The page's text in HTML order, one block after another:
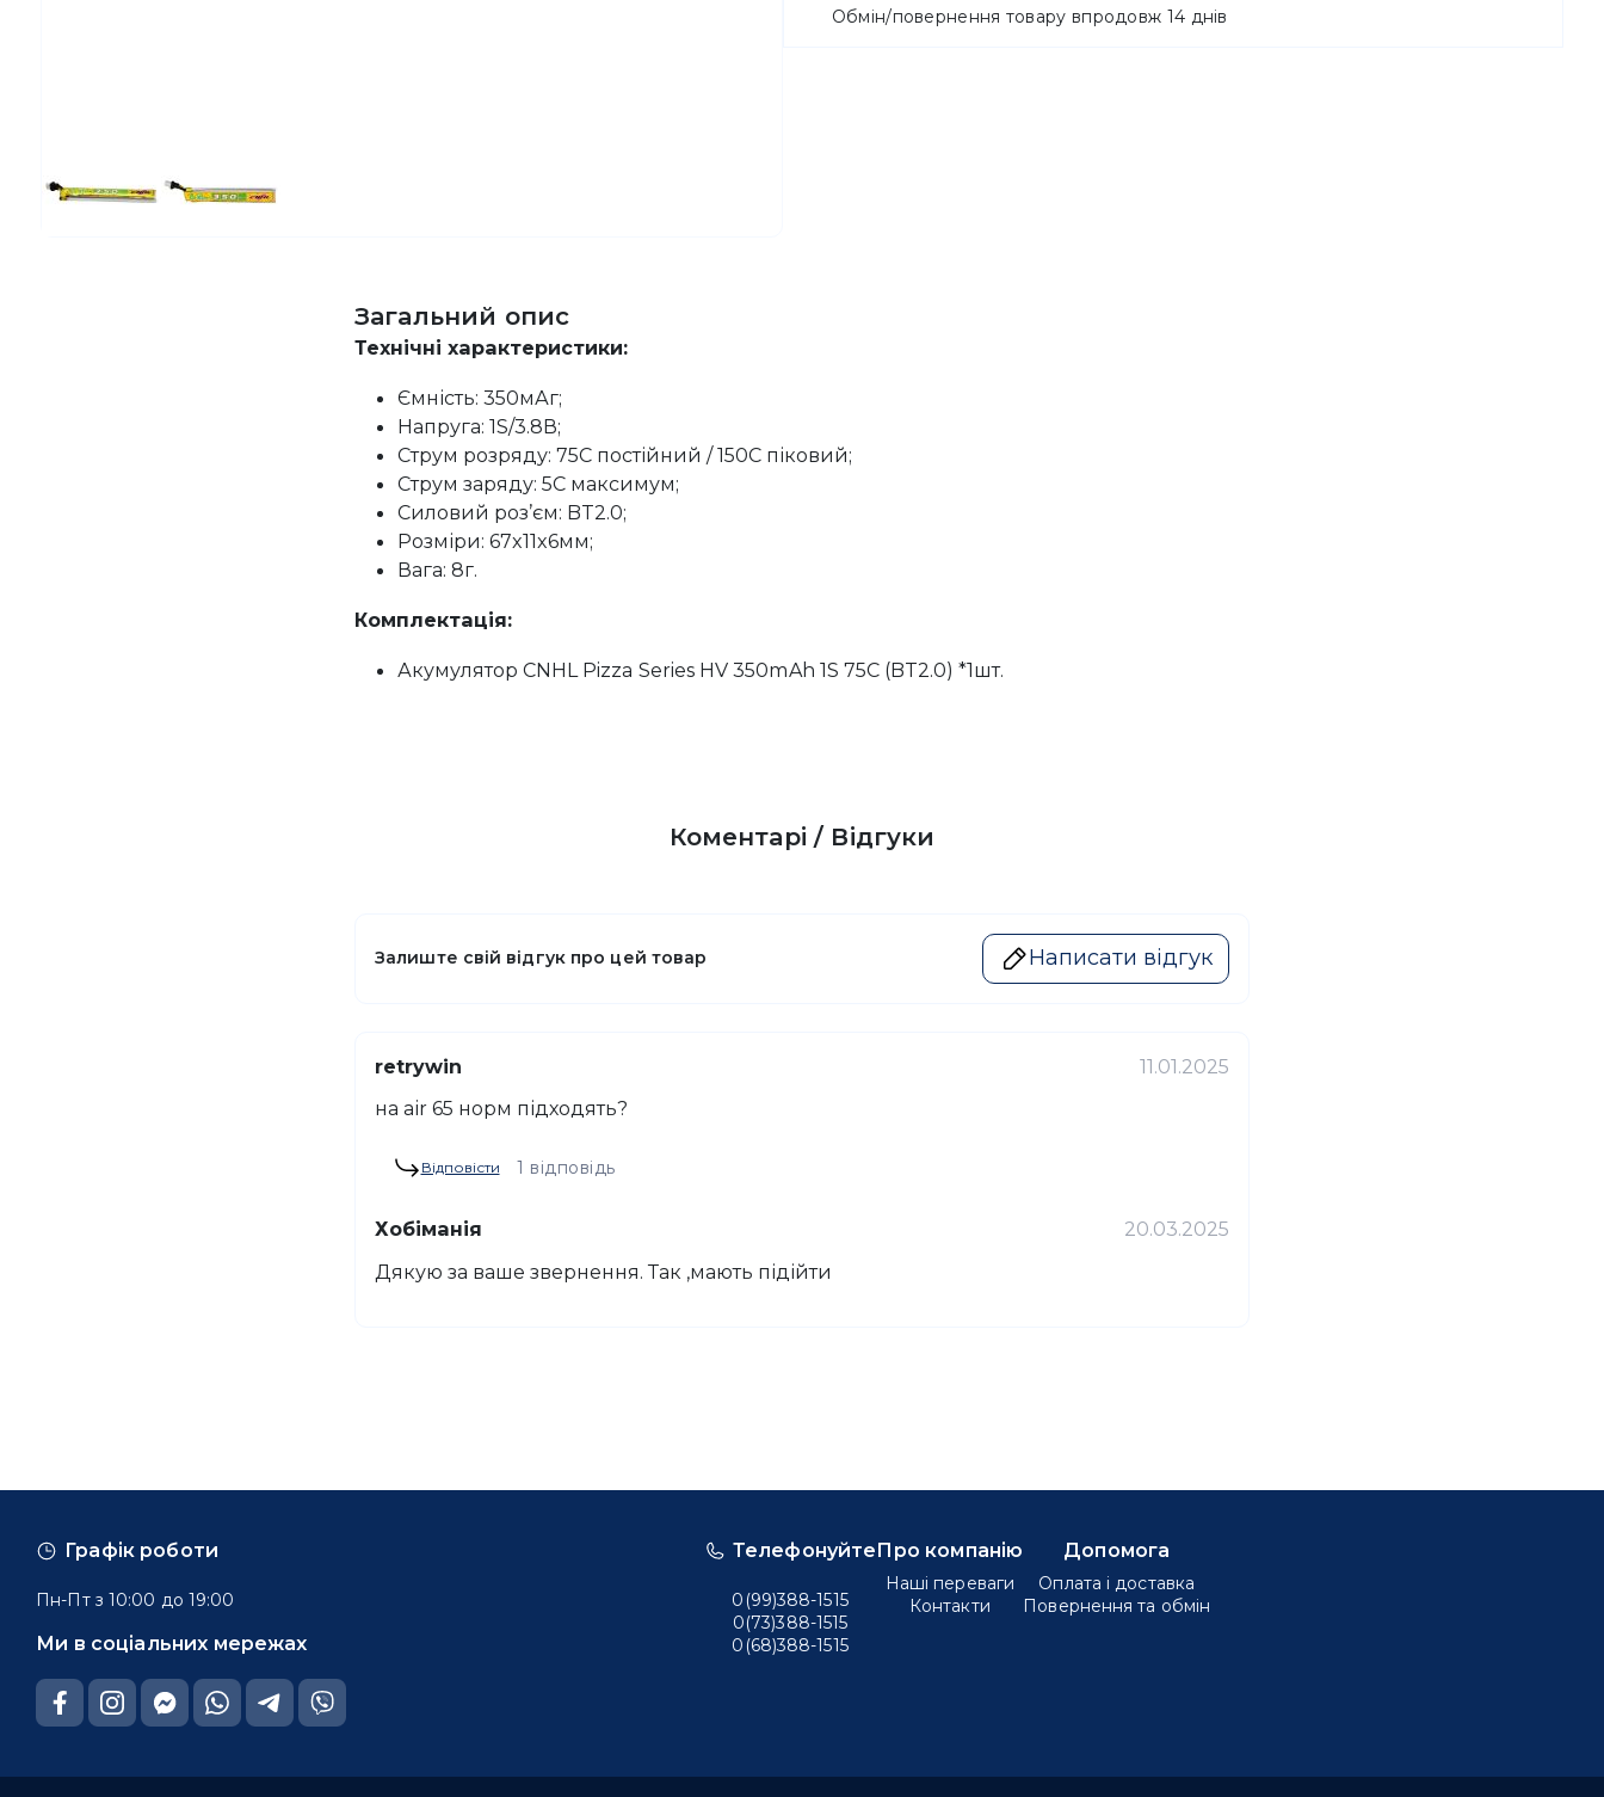
Обмін/повернення товару впродовж 14 днів
Загальний опис
Технічні характеристики:
Ємність: 350мАг;
Напруга: 1S/3.8В;
Струм розряду: 75C постійний / 150C піковий;
Струм заряду: 5C максимум;
Силовий роз’єм: BT2.0;
Розміри: 67x11x6мм;
Вага: 8г.
Комплектація:
Акумулятор CNHL Pizza Series HV 350mAh 1S 75C (BT2.0) *1шт.
Коментарі / Відгуки
Залиште свій відгук про цей товар Написати відгук
retrywin
11.01.2025
на air 65 норм підходять?
Відповісти 1 відповідь
Хобіманія
20.03.2025
Дякую за ваше звернення. Так ,мають підійти
Графік роботи
Пн-Пт з 10:00 до 19:00
Ми в соціальних мережах
Телефонуйте
0(99)388-1515
0(73)388-1515
0(68)388-1515
Про компанію
Наші переваги
Контакти
Допомога
Оплата і доставка
Повернення та обмін